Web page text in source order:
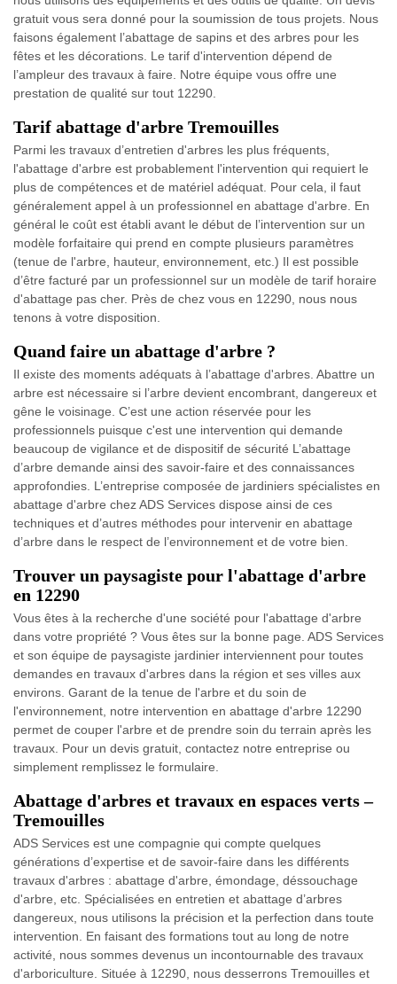
gratuit vous sera donné pour la soumission de tous projets. Nous
faisons également l’abattage de sapins et des arbres pour les
fêtes et les décorations. Le tarif d'intervention dépend de
l’ampleur des travaux à faire. Notre équipe vous offre une
prestation de qualité sur tout 12290.
Tarif abattage d'arbre Tremouilles
Parmi les travaux d’entretien d'arbres les plus fréquents,
l'abattage d'arbre est probablement l'intervention qui requiert le
plus de compétences et de matériel adéquat. Pour cela, il faut
généralement appel à un professionnel en abattage d'arbre. En
général le coût est établi avant le début de l’intervention sur un
modèle forfaitaire qui prend en compte plusieurs paramètres
(tenue de l'arbre, hauteur, environnement, etc.) Il est possible
d’être facturé par un professionnel sur un modèle de tarif horaire
d'abattage pas cher. Près de chez vous en 12290, nous nous
tenons à votre disposition.
Quand faire un abattage d'arbre ?
Il existe des moments adéquats à l’abattage d'arbres. Abattre un
arbre est nécessaire si l’arbre devient encombrant, dangereux et
gêne le voisinage. C’est une action réservée pour les
professionnels puisque c'est une intervention qui demande
beaucoup de vigilance et de dispositif de sécurité L’abattage
d’arbre demande ainsi des savoir-faire et des connaissances
approfondies. L’entreprise composée de jardiniers spécialistes en
abattage d'arbre chez ADS Services dispose ainsi de ces
techniques et d’autres méthodes pour intervenir en abattage
d’arbre dans le respect de l’environnement et de votre bien.
Trouver un paysagiste pour l'abattage d'arbre
en 12290
Vous êtes à la recherche d'une société pour l'abattage d'arbre
dans votre propriété ? Vous êtes sur la bonne page. ADS Services
et son équipe de paysagiste jardinier interviennent pour toutes
demandes en travaux d'arbres dans la région et ses villes aux
environs. Garant de la tenue de l'arbre et du soin de
l'environnement, notre intervention en abattage d'arbre 12290
permet de couper l'arbre et de prendre soin du terrain après les
travaux. Pour un devis gratuit, contactez notre entreprise ou
simplement remplissez le formulaire.
Abattage d'arbres et travaux en espaces verts –
Tremouilles
ADS Services est une compagnie qui compte quelques
générations d’expertise et de savoir-faire dans les différents
travaux d'arbres : abattage d'arbre, émondage, déssouchage
d'arbre, etc. Spécialisées en entretien et abattage d’arbres
dangereux, nous utilisons la précision et la perfection dans toute
intervention. En faisant des formations tout au long de notre
activité, nous sommes devenus un incontournable des travaux
d'arboriculture. Située à 12290, nous desserrons Tremouilles et